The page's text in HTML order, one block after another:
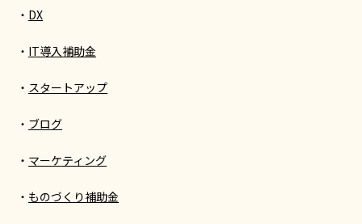
DX
IT導入補助金
スタートアップ
ブログ
マーケティング
ものづくり補助金